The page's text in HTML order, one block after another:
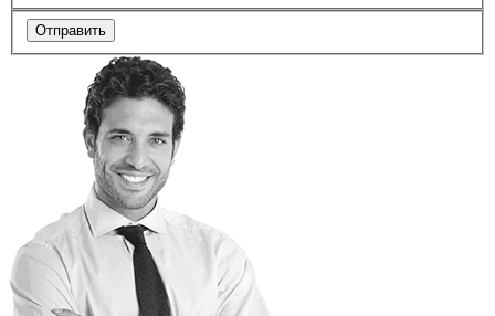
Отправить